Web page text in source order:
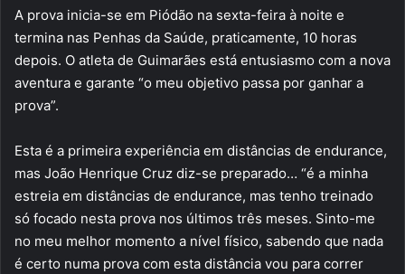
A prova inicia-se em Piódão na sexta-feira à noite e
termina nas Penhas da Saúde, praticamente, 10 horas
depois. O atleta de Guimarães está entusiasmo com a nova
aventura e garante “o meu objetivo passa por ganhar a
prova”.
Esta é a primeira experiência em distâncias de endurance,
mas João Henrique Cruz diz-se preparado… “é a minha
estreia em distâncias de endurance, mas tenho treinado
só focado nesta prova nos últimos três meses. Sinto-me
no meu melhor momento a nível físico, sabendo que nada
é certo numa prova com esta distância vou para correr